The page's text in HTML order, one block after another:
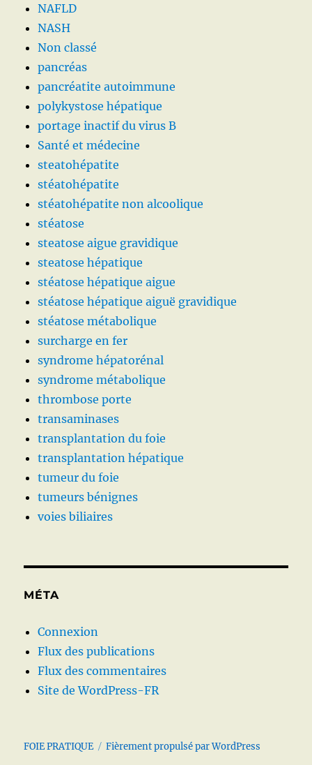
NAFLD
NASH
Non classé
pancréas
pancréatite autoimmune
polykystose hépatique
portage inactif du virus B
Santé et médecine
steatohépatite
stéatohépatite
stéatohépatite non alcoolique
stéatose
steatose aigue gravidique
steatose hépatique
stéatose hépatique aigue
stéatose hépatique aiguë gravidique
stéatose métabolique
surcharge en fer
syndrome hépatorénal
syndrome métabolique
thrombose porte
transaminases
transplantation du foie
transplantation hépatique
tumeur du foie
tumeurs bénignes
voies biliaires
MÉTA
Connexion
Flux des publications
Flux des commentaires
Site de WordPress-FR
FOIE PRATIQUE Fièrement propulsé par WordPress